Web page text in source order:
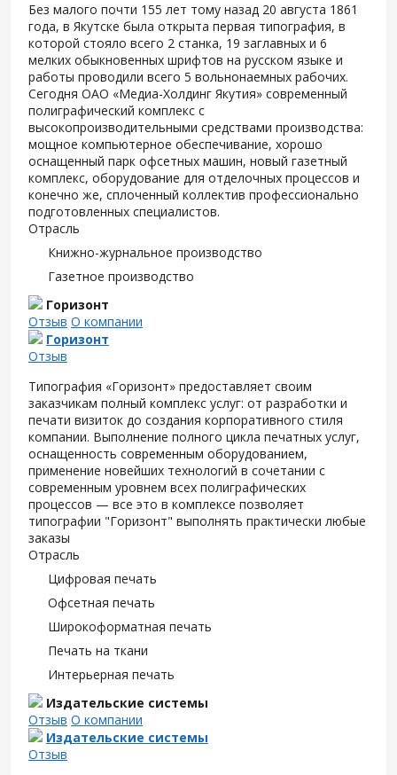
Без малого почти 155 лет тому назад 20 августа 1861
года, в Якутске была открыта первая типография, в
которой стояло всего 2 станка, 19 заглавных и 6
мелких обыкновенных шрифтов на русском языке и
работы проводили всего 5 вольнонаемных рабочих.
Сегодня ОАО «Медиа-Холдинг Якутия» современный
полиграфический комплекс с
высокопроизводительными средствами производства:
мощное компьютерное обеспечивание, хорошо
оснащенный парк офсетных машин, новый газетный
комплекс, оборудование для отделочных процессов и
конечно же, сплоченный коллектив профессионально
подготовленных специалистов.
Отрасль
Книжно-журнальное производство
Газетное производство
Горизонт
Отзыв О компании
Горизонт
Отзыв
Типография «Горизонт» предоставляет своим
заказчикам полный комплекс услуг: от разработки и
печати визиток до создания корпоративного стиля
компании. Выполнение полного цикла печатных услуг,
оснащенность современным оборудованием,
применение новейших технологий в сочетании с
современным уровнем всех полиграфических
процессов — все это в комплексе позволяет
типографии "Горизонт" выполнять практически любые
заказы
Отрасль
Цифровая печать
Офсетная печать
Широкоформатная печать
Печать на ткани
Интерьерная печать
Издательские системы
Отзыв О компании
Издательские системы
Отзыв